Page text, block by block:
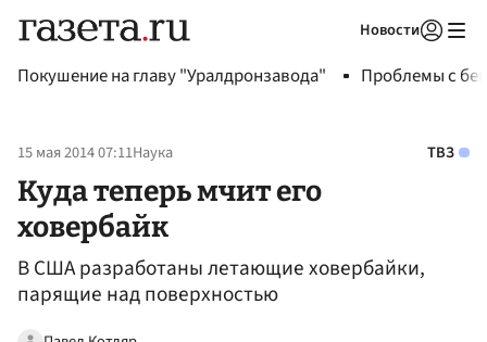
Новости
Покушение на главу "Уралдронзавода" Проблемы с
15 мая 2014 07:11Наука ТВЗ
Куда теперь мчит его
ховербайк
В США разработаны летающие ховербайки,
парящие над поверхностью